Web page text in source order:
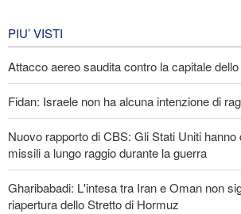
PIU’ VISTI
Attacco aereo saudita contro la capitale
Fidan: Israele non ha alcuna intenzione di
Nuovo rapporto di CBS: Gli Stati Uniti hanno
missili a lungo raggio durante la guerra
Gharibabadi: L'intesa tra Iran e Oman non
riapertura dello Stretto di Hormuz